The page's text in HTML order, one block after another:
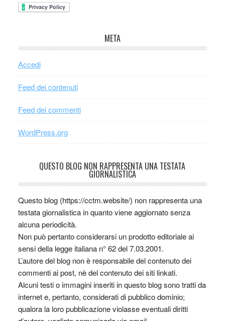
META
Accedi
Feed dei contenuti
Feed dei commenti
WordPress.org
QUESTO BLOG NON RAPPRESENTA UNA TESTATA
GIORNALISTICA
Questo blog (https://cctm.website/) non rappresenta una
testata giornalistica in quanto viene aggiornato senza
alcuna periodicità.
Non può pertanto considerarsi un prodotto editoriale ai
sensi della legge italiana n° 62 del 7.03.2001.
L’autore del blog non è responsabile del contenuto dei
commenti ai post, nè del contenuto dei siti linkati.
Alcuni testi o immagini inseriti in questo blog sono tratti da
internet e, pertanto, considerati di pubblico dominio;
qualora la loro pubblicazione violasse eventuali diritti